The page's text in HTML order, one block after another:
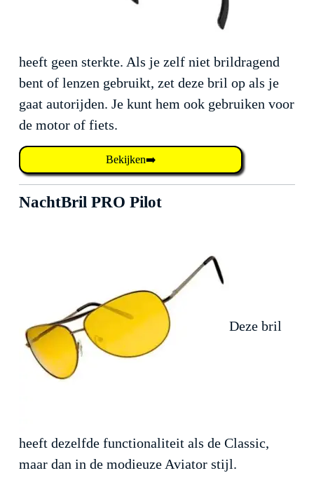
heeft geen sterkte. Als je zelf niet brildragend
bent of lenzen gebruikt, zet deze bril op als je
gaat autorijden. Je kunt hem ook gebruiken voor
de motor of fiets.
Bekijken➡️
NachtBril PRO Pilot
Deze bril
heeft dezelfde functionaliteit als de Classic,
maar dan in de modieuze Aviator stijl.